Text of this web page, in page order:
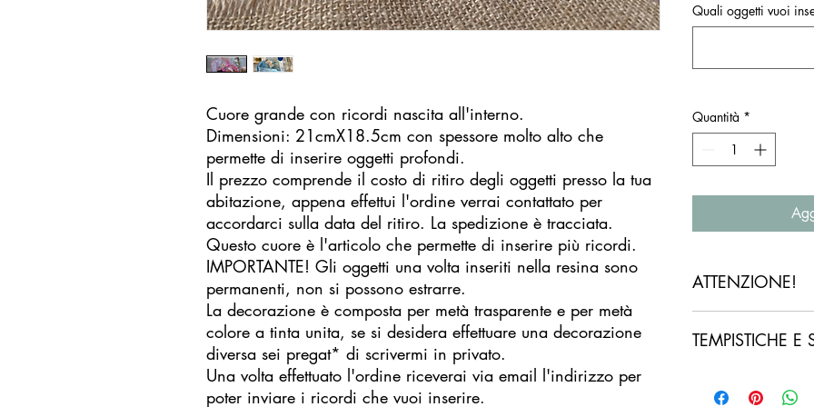
Cuore grande con ricordi nascita all'interno.
Dimensioni: 21cmX18.5cm con spessore molto alto che
permette di inserire oggetti profondi.
Il prezzo comprende il costo di ritiro degli oggetti presso la tua
abitazione, appena effettui l'ordine verrai contattato per
accordarci sulla data del ritiro. La spedizione è tracciata.
Questo cuore è l'articolo che permette di inserire più ricordi.
IMPORTANTE! Gli oggetti una volta inseriti nella resina sono
permanenti, non si possono estrarre.
La decorazione è composta per metà trasparente e per metà
colore a tinta unita, se si desidera effettuare una decorazione
diversa sei pregat* di scrivermi in privato.
Una volta effettuato l'ordine riceverai via email l'indirizzo per
poter inviare i ricordi che vuoi inserire.
Quali oggetti vuoi
Quantità *
ATTENZIONE!
prodotti e digitare
SE hai sbagliato a
TEMPISTICHE E
lavorativi.